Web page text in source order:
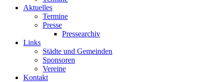
Aktuelles
Termine
Presse
Pressearchiv
Links
Städte und Gemeinden
Sponsoren
Vereine
Kontakt